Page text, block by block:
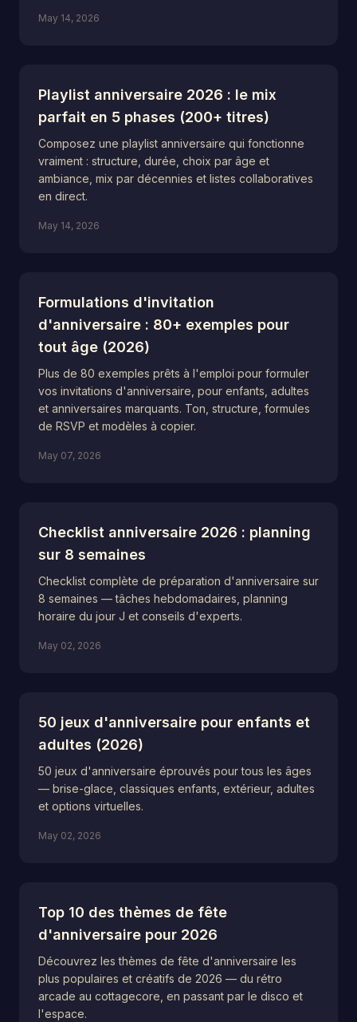
May 14, 2026
Playlist anniversaire 2026 : le mix
parfait en 5 phases (200+ titres)
Composez une playlist anniversaire qui fonctionne
vraiment : structure, durée, choix par âge et
ambiance, mix par décennies et listes collaboratives
en direct.
May 14, 2026
Formulations d'invitation
d'anniversaire : 80+ exemples pour
tout âge (2026)
Plus de 80 exemples prêts à l'emploi pour formuler
vos invitations d'anniversaire, pour enfants, adultes
et anniversaires marquants. Ton, structure, formules
de RSVP et modèles à copier.
May 07, 2026
Checklist anniversaire 2026 : planning
sur 8 semaines
Checklist complète de préparation d'anniversaire sur
8 semaines — tâches hebdomadaires, planning
horaire du jour J et conseils d'experts.
May 02, 2026
50 jeux d'anniversaire pour enfants et
adultes (2026)
50 jeux d'anniversaire éprouvés pour tous les âges
— brise-glace, classiques enfants, extérieur, adultes
et options virtuelles.
May 02, 2026
Top 10 des thèmes de fête
d'anniversaire pour 2026
Découvrez les thèmes de fête d'anniversaire les
plus populaires et créatifs de 2026 — du rétro
arcade au cottagecore, en passant par le disco et
l'espace.